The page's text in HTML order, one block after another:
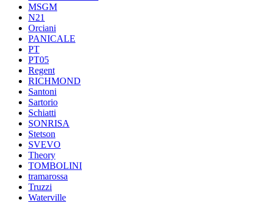
MSGM
N21
Orciani
PANICALE
PT
PT05
Regent
RICHMOND
Santoni
Sartorio
Schiatti
SONRISA
Stetson
SVEVO
Theory
TOMBOLINI
tramarossa
Truzzi
Waterville